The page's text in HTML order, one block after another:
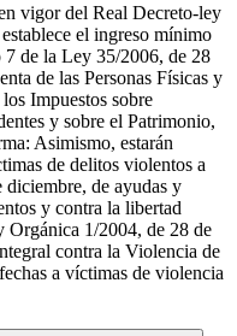
vigor del Real Decreto-ley
el ingreso mínimo
de la Ley 35/2006, de 28
de las Personas Físicas y
Impuestos sobre
y sobre el Patrimonio,
Asimismo, estarán
de delitos violentos a
diciembre, de ayudas y
y contra la libertad
Orgánica 1/2004, de 28 de
contra la Violencia de
a víctimas de violencia